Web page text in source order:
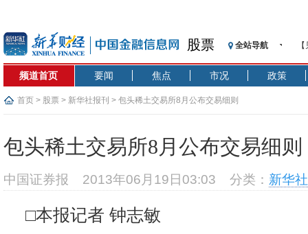
股票 全站导航
记
央
沥
频道首页 要闻 焦点 市况 政策
首页 > 股票 > 新华社报刊 > 包头稀土交易所8月公布交易细则
包头稀土交易所8月公布交易细则
中国证券报 2013年06月19日03:03 分类： 新华
□本报记者 钟志敏